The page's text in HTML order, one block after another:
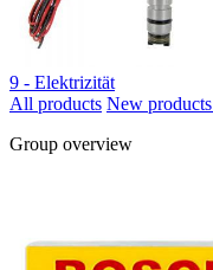
9 - Elektrizität
All products New products
Group overview